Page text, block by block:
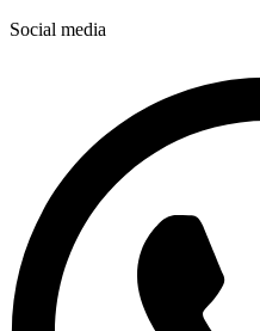
Social media